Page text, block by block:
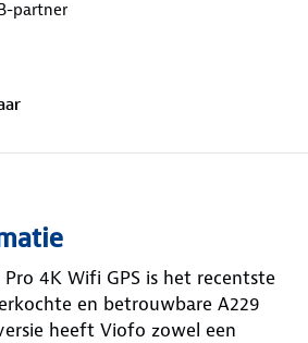
partner
Pro 4K Wifi GPS is het recentste
en betrouwbare A229
heeft Viofo zowel een